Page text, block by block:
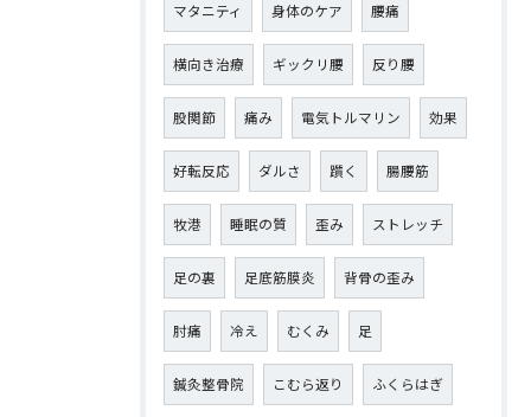
マタニティ 身体のケア 腰痛
横向き治療 ギックリ腰 反り腰
股関節 痛み 電気トルマリン 効果
好転反応 ダルさ 躓く 腸腰筋
牧港 睡眠の質 歪み ストレッチ
足の裏 足底筋膜炎 背骨の歪み
肘痛 冷え むくみ 足
鍼灸整骨院 こむら返り ふくらはぎ